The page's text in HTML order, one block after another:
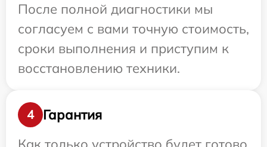
После полной диагностики мы
согласуем с вами точную стоимость,
сроки выполнения и приступим к
восстановлению техники.
4
Гарантия